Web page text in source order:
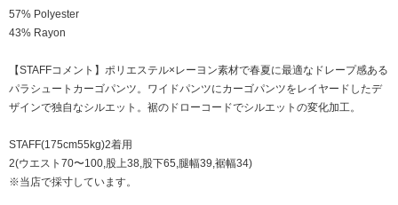
57% Polyester
43% Rayon
【STAFFコメント】ポリエステル×レーヨン素材で春夏に最適なドレープ感ある
パラシュートカーゴパンツ。ワイドパンツにカーゴパンツをレイヤードしたデ
ザインで独自なシルエット。裾のドローコードでシルエットの変化加工。
STAFF(175cm55kg)2着用
2(ウエスト70〜100,股上38,股下65,腿幅39,裾幅34)
※当店で採寸しています。